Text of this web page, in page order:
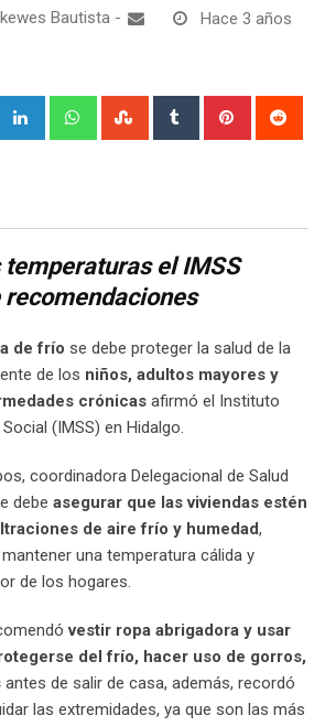
Bautista - Hace 3 años
Google+ LinkedIn WhatsappStumbleUpon
Tumblr Pinterest
el IMSS
de frío se debe proteger la salud de la
de los niños, adultos mayores y
crónicas afirmó el Instituto
(IMSS) en Hidalgo.
coordinadora Delegacional de Salud
debe asegurar que las viviendas estén
de aire frío y humedad,
una temperatura cálida y
de los hogares.
vestir ropa abrigadora y usar
del frío, hacer uso de gorros,
antes de salir de casa, además, recordó
las extremidades, ya que son las más